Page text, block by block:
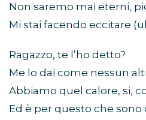
Non saremo mai eterni,
Mi stai facendo eccitare
Ragazzo, te l’ho detto?
Me lo dai come nessun
Abbiamo quel calore, si,
Ed è per questo che sono